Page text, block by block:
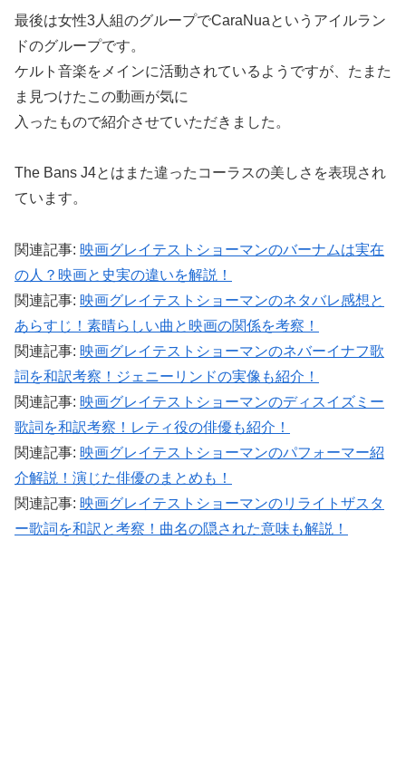
最後は女性3人組のグループでCaraNuaというアイルラン
ドのグループです。
ケルト音楽をメインに活動されているようですが、たまた
ま見つけたこの動画が気に
入ったもので紹介させていただきました。
The Bans J4とはまた違ったコーラスの美しさを表現され
ています。
関連記事: 映画グレイテストショーマンのバーナムは実在
の人？映画と史実の違いを解説！
関連記事: 映画グレイテストショーマンのネタバレ感想と
あらすじ！素晴らしい曲と映画の関係を考察！
関連記事: 映画グレイテストショーマンのネバーイナフ歌
詞を和訳考察！ジェニーリンドの実像も紹介！
関連記事: 映画グレイテストショーマンのディスイズミー
歌詞を和訳考察！レティ役の俳優も紹介！
関連記事: 映画グレイテストショーマンのパフォーマー紹
介解説！演じた俳優のまとめも！
関連記事: 映画グレイテストショーマンのリライトザスタ
ー歌詞を和訳と考察！曲名の隠された意味も解説！